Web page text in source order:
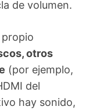
de volumen.
propio
otros
(por ejemplo,
del
hay sonido,